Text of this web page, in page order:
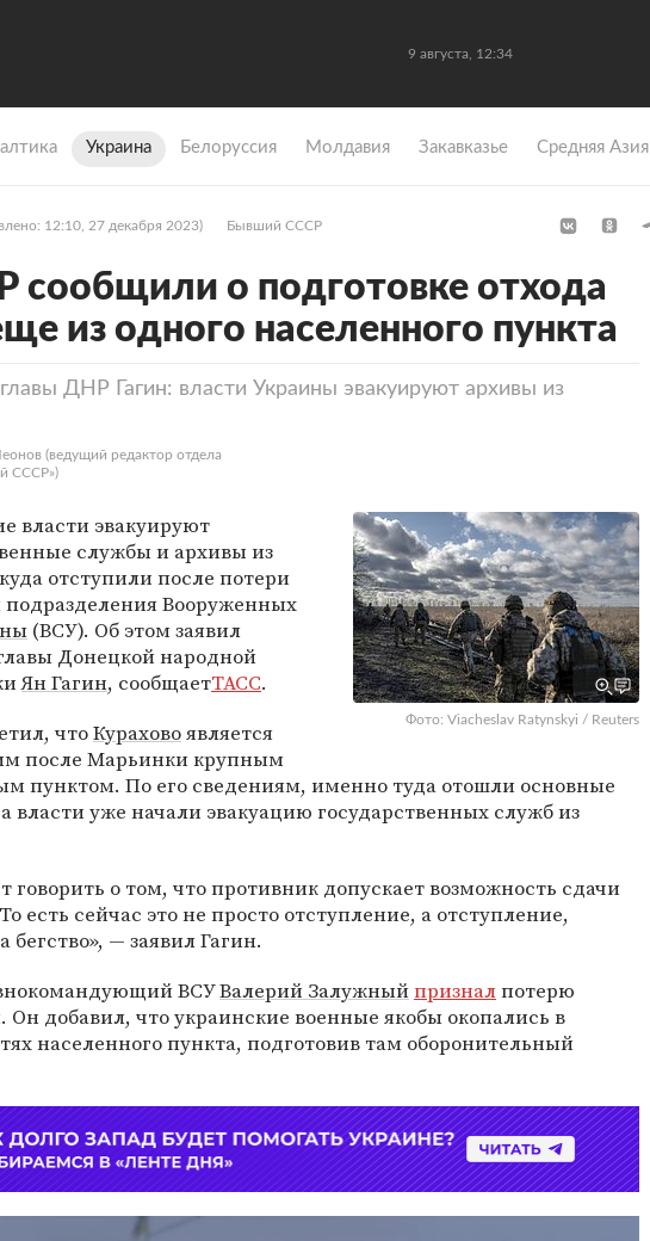
9 августа, 12:34
Украина Белоруссия Молдавия Закавказье Средняя Азия
12:10, 27 декабря 2023) Бывший СССР
сообщили о подготовке отхода
из одного населенного пункта
ДНР Гагин: власти Украины эвакуируют архивы из
(ведущий редактор отдела
СССР»)
Фото: Viacheslav Ratynskyi / Reuters
власти эвакуируют
службы и архивы из
отступили после потери
Вооруженных
(ВСУ). Об этом заявил
Донецкой народной
Ян Гагин, сообщаетТАСС.
чтоКураховоявляется
после Марьинки крупным
пунктом. По его сведениям, именно туда отошли основные
власти уже начали эвакуацию государственных служб из
говорить о том, что противник допускает возможность сдачи
есть сейчас это не просто отступление, а отступление,
бегство», — заявил Гагин.
ВСУВалерий Залужныйпризналпотерю
добавил, что украинские военные якобы окопались в
населенного пункта, подготовив там оборонительный